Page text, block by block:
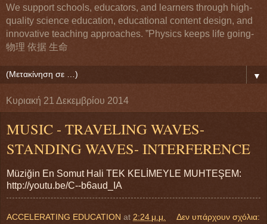
We support schools, educators, and learners through high-
quality science education, educational content design, and
innovative teaching approaches. ”Physics keeps life going-
物理 依据 生命
▼
Κυριακή 21 Δεκεμβρίου 2014
MUSIC - TRAVELING WAVES-
STANDING WAVES- INTERFERENCE
Müziğin En Somut Hali TEK KELİMEYLE MUHTEŞEM:
http://youtu.be/C--b6aud_IA
ACCELERATING EDUCATION at 2:24 μ.μ. Δεν υπάρχουν σχόλια: